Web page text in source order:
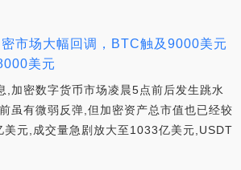
市场大幅回调，BTC触及9000美元
美元
,加密数字货币市场凌晨5点前后发生跳水
虽有微弱反弹,但加密资产总市值也已经较
美元,成交量急剧放大至1033亿美元,USDT